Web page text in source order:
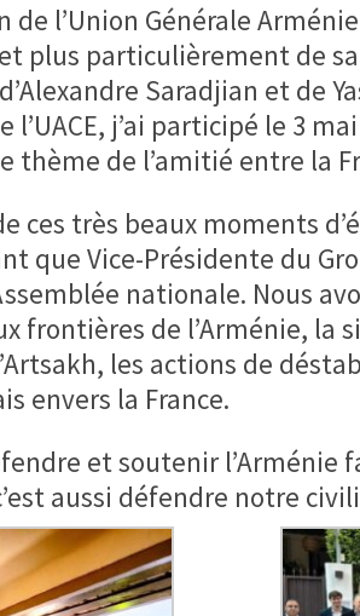
de l’Union Générale
et plus particulièrement de
Saradjian et de
l’UACE, j’ai participé le 3
thème de l’amitié entre la
ces très beaux moments
que Vice-Présidente du
nationale. Nous
frontières de l’Arménie, la
les actions de
envers la France.
et soutenir l’Arménie
aussi défendre notre